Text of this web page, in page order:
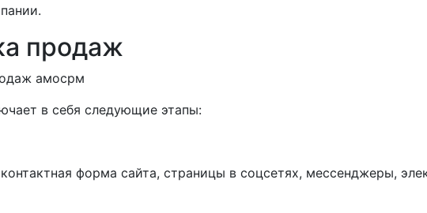
продаж
в себя следующие этапы:
форма сайта, страницы в соцсетях, мессенджеры,